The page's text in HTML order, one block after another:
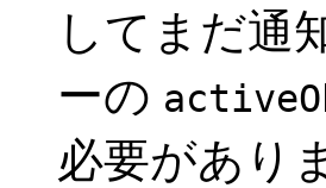
してまだ通
ーの
必要があり